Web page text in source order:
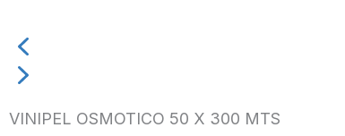
VINIPEL OSMOTICO 50 X 300 MTS